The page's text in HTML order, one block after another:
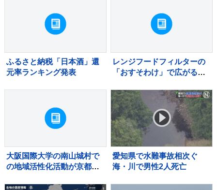
ふるさと納税「日本酒」還
元率ランキング発表
レンジフードフィルターの
「おすそわけ」で広がる予
大阪国際大学の南山城村で
の地域活性化活動が京都府
愛知県で水難事故相次ぐ
海・川で男性2人死亡